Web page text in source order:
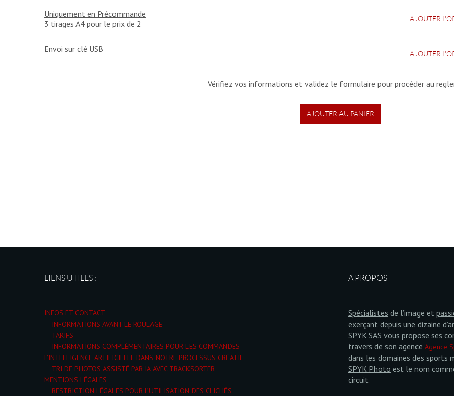
Uniquement en Précommande
3 tirages A4 pour le prix de 2
AJOUTER
Envoi sur clé USB AJOUTER
Vérifiez vos informations et validez le formulaire pour procéder au
AJOUTER AU PANIER
LIENS UTILES :
INFOS ET CONTACT
INFORMATIONS AVANT LE ROULAGE
TARIFS
INFORMATIONS COMPLÉMENTAIRES POUR LES COMMANDES
L’INTELLIGENCE ARTIFICIELLE DANS NOTRE PROCESSUS CRÉATIF
TRI DE PHOTOS ASSISTÉ PAR IA AVEC TRACKSORTER
MENTIONS LÉGALES
RESTRICTION LÉGALES POUR L’UTILISATION DES CLICHÉS
A PROPOS
Spécialistes de l’image et
exerçant depuis une dizaine
SPYK SAS vous propose ses
travers de son agence Agence
dans les domaines des sports
SPYK Photo est le nom
circuit.